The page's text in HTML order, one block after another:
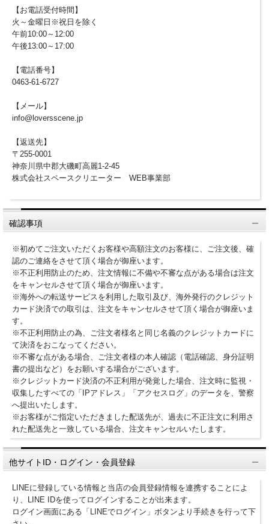
【お電話受付時間】
火～金曜日※祝日を除く
午前10:00～12:00
午後13:00～17:00
【電話番号】
0463-61-6727
【メール】
info@loversscene.jp
【返送先】
〒255-0001
神奈川県中郡大磯町高麗1-2-45
株式会社スペースクリエーター WEB事業部
確認事項
※初めてご注文いただくお客様や高額注文のお客様に、ご注文後、確
認のご連絡をさせて頂く場合が御座います。
※不正利用防止のため、注文情報に不備や不審な点がある場合は注文
をキャンセルさせて頂く場合が御座います。
※海外への転送サービスを利用した取引及び、海外発行のクレジット
カード決済での取引は、注文をキャンセルさせて頂く場合が御座いま
す。
※不正利用防止の為、ご注文者様名と同じ名義のクレジットカードに
て決済をおこなってください。
※不審な点がある場合、ご注文者様の本人確認（電話確認、身分証明
書の提出など）をお願いする場合がございます。
※クレジットカード決済の不正利用が発覚した場合、注文時に監視・
収集したすべての「IPアドレス」「アクセスログ」のデータを、警察
へ提出いたします。
※お客様がご指定いただきました配送先が、過去に不正注文に利用さ
れた配送先と一致している場合、注文キャンセルいたします。
他サイトID・ログイン・会員登録
LINEに登録している情報と当店の会員登録情報を連携することによ
り、LINE IDを使ってログインすることが出来ます。
ログイン画面にある「LINEでログイン」ボタンより手続きを行って下